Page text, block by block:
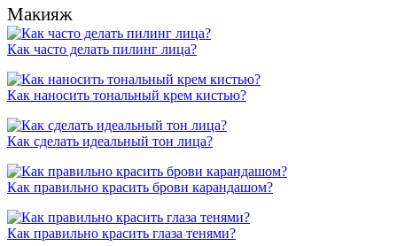
Макияж
Как часто делать пилинг лица?
Как наносить тональный крем кистью?
Как сделать идеальный тон лица?
Как правильно красить брови карандашом?
Как правильно красить глаза тенями?